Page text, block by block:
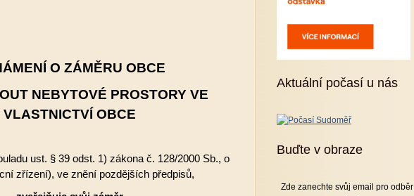
O ZÁMĚRU OBCE
NEBYTOVÉ PROSTORY VE
VLASTNICTVÍ OBCE
ust. § 39 odst. 1) zákona č. 128/2000 Sb., o
zřízení), ve znění pozdějších předpisů,
Aktuální počasí u nás
Buďte v obraze
Zde zanechte svůj email pro odběr